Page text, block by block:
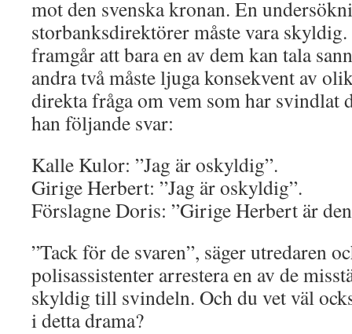
mot den svenska kronan. En
storbanksdirektörer måste vara
framgår att bara en av dem kan tala
andra två måste ljuga konsekvent av
direkta fråga om vem som har svindlat
han följande svar:
Kalle Kulor: ”Jag är oskyldig”.
Girige Herbert: ”Jag är oskyldig”.
Förslagne Doris: ”Girige Herbert är
”Tack för de svaren”, säger utredaren
polisassistenter arrestera en av de
skyldig till svindeln. Och du vet väl
i detta drama?